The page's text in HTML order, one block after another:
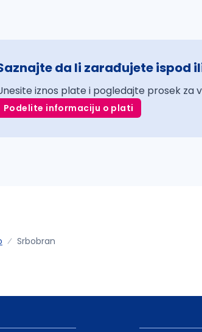
da li zarađujete ispod
iznos plate i pogledajte prosek za
Podelite informaciju o plati
Srbobran